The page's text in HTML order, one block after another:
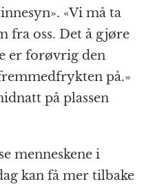
«Vi må ta
fra oss. Det å gjøre
er forøvrig den
på.»
på plassen
menneskene i
kan få mer tilbake